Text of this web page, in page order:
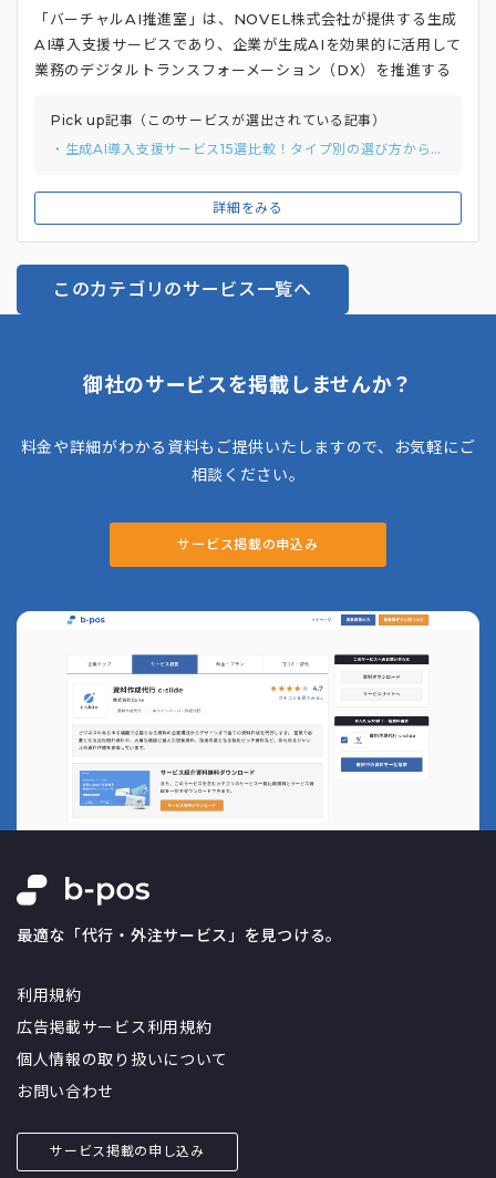
詳細をみる
「バーチャルAI推進室」は、NOVEL株式会社が提供する生成
AI導入支援サービスであり、企業が生成AIを効果的に活用して
業務のデジタルトランスフォーメーション（DX）を推進する
aaSの運営実績と豊富な知見を基に、企業の特定の課題に応じ
た最適な生成AI導入戦略を提案し、導入から運用までの全過程
みを行い、週に一度の打ち合わせを通じて適用可能な領域を絞
り込みます。この過程で、NoCodeツールやプロンプトエン
出をサポートしてくれます。 さらに、「バーチャルAI推進
室」ではスポット相談も可能であり、企業が抱える具体的なニ
Pick up記事（このサービスが選出されている記事）
・生成AI導入支援サービス15選比較！タイプ別の選び方から費用相場まで解説
このカテゴリのサービス一覧へ
御社のサービスを掲載しませんか？
料金や詳細がわかる資料もご提供いたしますので、お気軽にご
相談ください。
サービス掲載の申込み
最適な「代行・外注サービス」を見つける。
利用規約
広告掲載サービス利用規約
個人情報の取り扱いについて
お問い合わせ
サービス掲載の申し込み